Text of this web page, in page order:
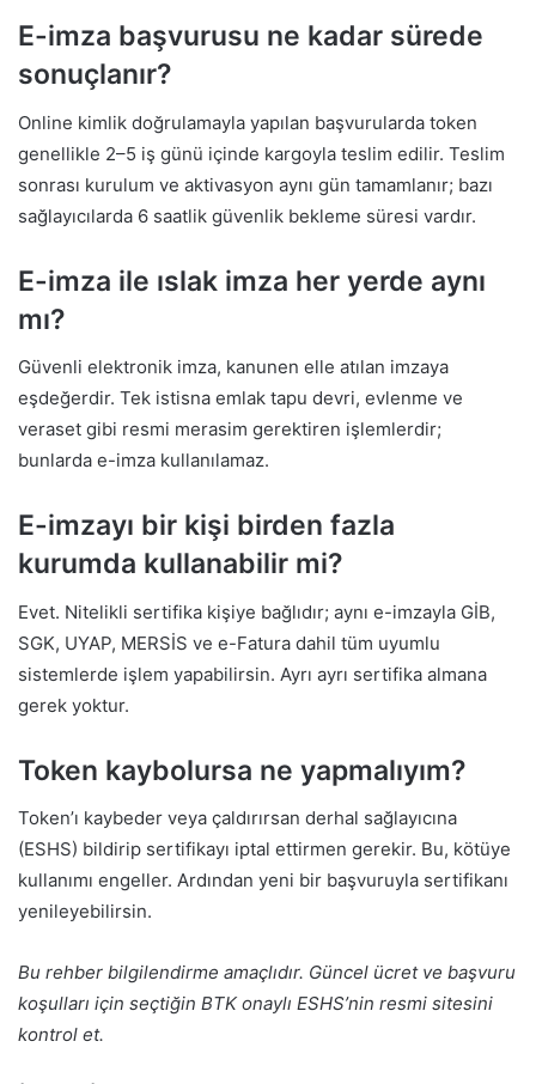
E-imza başvurusu ne kadar sürede
sonuçlanır?
Online kimlik doğrulamayla yapılan başvurularda token
genellikle 2–5 iş günü içinde kargoyla teslim edilir. Teslim
sonrası kurulum ve aktivasyon aynı gün tamamlanır; bazı
sağlayıcılarda 6 saatlik güvenlik bekleme süresi vardır.
E-imza ile ıslak imza her yerde aynı
mı?
Güvenli elektronik imza, kanunen elle atılan imzaya
eşdeğerdir. Tek istisna emlak tapu devri, evlenme ve
veraset gibi resmi merasim gerektiren işlemlerdir;
bunlarda e-imza kullanılamaz.
E-imzayı bir kişi birden fazla
kurumda kullanabilir mi?
Evet. Nitelikli sertifika kişiye bağlıdır; aynı e-imzayla GİB,
SGK, UYAP, MERSİS ve e-Fatura dahil tüm uyumlu
sistemlerde işlem yapabilirsin. Ayrı ayrı sertifika almana
gerek yoktur.
Token kaybolursa ne yapmalıyım?
Token’ı kaybeder veya çaldırırsan derhal sağlayıcına
(ESHS) bildirip sertifikayı iptal ettirmen gerekir. Bu, kötüye
kullanımı engeller. Ardından yeni bir başvuruyla sertifikanı
yenileyebilirsin.
Bu rehber bilgilendirme amaçlıdır. Güncel ücret ve başvuru
koşulları için seçtiğin BTK onaylı ESHS’nin resmi sitesini
kontrol et.